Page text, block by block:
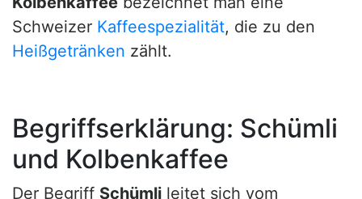
Schweizer Kaffeespezialität, die zu den
Heißgetränken zählt.
Begriffserklärung: Schümli
und Kolbenkaffee
Der Begriff Schümli leitet sich vom